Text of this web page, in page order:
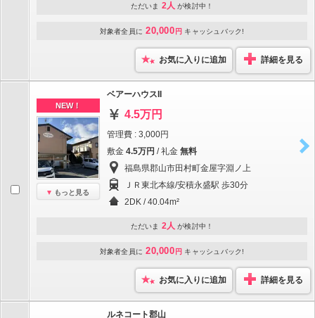
ただいま 2人 が検討中！
対象者全員に 20,000 円 キャッシュバック!
お気に入りに追加 詳細を見る
NEW！
もっと見る
ベアーハウスII
4.5万円
管理費 : 3,000円
敷金 4.5万円 / 礼金 無料
福島県郡山市田村町金屋字淵ノ上
ＪＲ東北本線/安積永盛駅 歩30分
2DK / 40.04m²
ただいま 2人 が検討中！
対象者全員に 20,000 円 キャッシュバック!
お気に入りに追加 詳細を見る
ルネコート郡山